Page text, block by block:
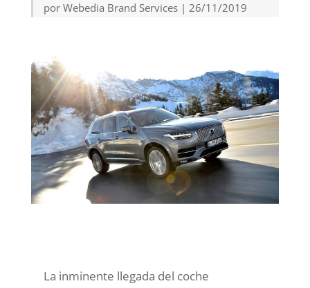
por Webedia Brand Services| 26/11/2019
La inminente llegada del coche